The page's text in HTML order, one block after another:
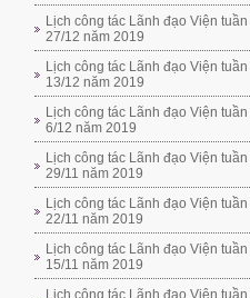
Lịch công tác Lãnh đạo Viện
27/12 năm 2019
Lịch công tác Lãnh đạo Viện
13/12 năm 2019
Lịch công tác Lãnh đạo Viện
6/12 năm 2019
Lịch công tác Lãnh đạo Viện tuần
29/11 năm 2019
Lịch công tác Lãnh đạo Viện tuần
22/11 năm 2019
Lịch công tác Lãnh đạo Viện tuần
15/11 năm 2019
Lịch công tác Lãnh đạo Viện